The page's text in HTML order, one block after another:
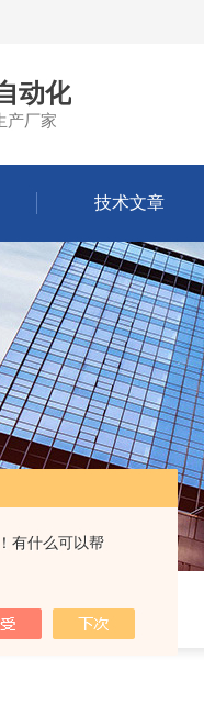
有什么可以帮
动化
产厂家
技术文章
三向切削力测试系统